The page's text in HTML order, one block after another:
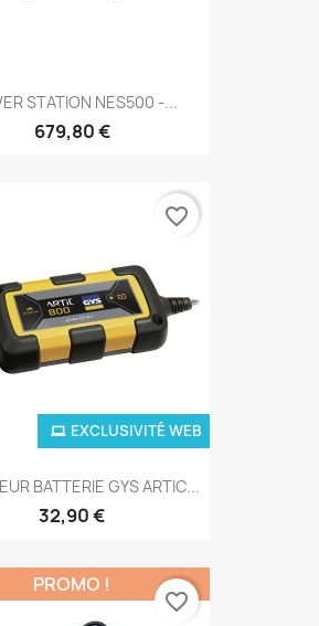
STATION NES500 -...
679,80 €
BATTERIE GYS ARTIC...
32,90 €
EXCLUSIVITÉ WEB
favorite_border
PROMO !
favorite_border